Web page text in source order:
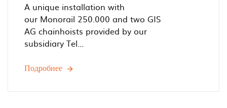
A unique installation with
our Monorail 250.000 and two GIS
AG chainhoists provided by our
subsidiary Tel...
Подробнее Helping